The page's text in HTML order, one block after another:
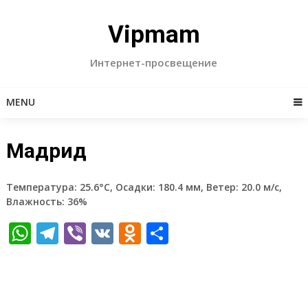
Vipmam
Интернет-просвещение
MENU
Мадрид
Температура: 25.6°C, Осадки: 180.4 мм, Ветер: 20.0 м/с,
Влажность: 36%
WhatsApp
Telegram
Viber
VKOdnoklassniki
Отправить